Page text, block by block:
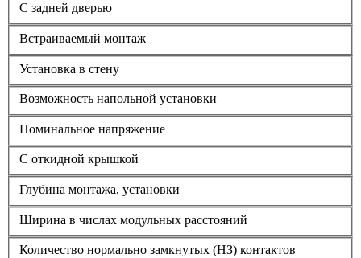
С задней дверью
Встраиваемый монтаж
Установка в стену
Возможность напольной установки
Номинальное напряжение
С откидной крышкой
Глубина монтажа, установки
Ширина в числах модульных расстояний
Количество нормально замкнутых (НЗ) контактов